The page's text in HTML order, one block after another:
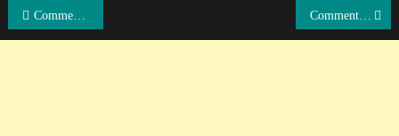
แนะแนว
Comment แฟนวอลเลย์บอลโปแลนด์หลังแพ้ไทย 2-3 เซต ศึกเนชันส์ ลีก Comment แฟนแบดมินตันทั่วโลกหลังทีมไทยเอาชนะทีมจีน 3-2 ศึกอูเบอร์คัพ